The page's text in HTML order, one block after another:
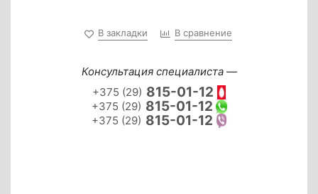
В закладки В сравнение
Консультация специалиста —
+375 (29) 815-01-12
+375 (29) 815-01-12
+375 (29) 815-01-12